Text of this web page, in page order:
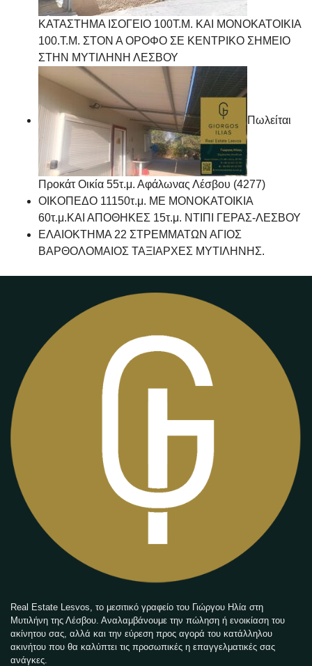
ΚΑΤΑΣΤΗΜΑ ΙΣΟΓΕΙΟ 100Τ.Μ. ΚΑΙ ΜΟΝΟΚΑΤΟΙΚΙΑ
100.Τ.Μ. ΣΤΟΝ Α ΟΡΟΦΟ ΣΕ ΚΕΝΤΡΙΚΟ ΣΗΜΕΙΟ
ΣΤΗΝ ΜΥΤΙΛΗΝΗ ΛΕΣΒΟΥ
Πωλείται
Προκάτ Οικία 55τ.μ. Αφάλωνας Λέσβου (4277)
ΟΙΚΟΠΕΔΟ 11150τ.μ. ΜΕ ΜΟΝΟΚΑΤΟΙΚΙΑ
60τ.μ.ΚΑΙ ΑΠΟΘΗΚΕΣ 15τ.μ. ΝΤΙΠΙ ΓΕΡΑΣ-ΛΕΣΒΟΥ
ΕΛΑΙΟΚΤΗΜΑ 22 ΣΤΡΕΜΜΑΤΩΝ ΑΓΙΟΣ
ΒΑΡΘΟΛΟΜΑΙΟΣ ΤΑΞΙΑΡΧΕΣ ΜΥΤΙΛΗΝΗΣ.
Real Estate Lesvos, το μεσιτικό γραφείο του Γιώργου Ηλία στη
Μυτιλήνη της Λέσβου. Αναλαμβάνουμε την πώληση ή ενοικίαση του
ακίνητου σας, αλλά και την εύρεση προς αγορά του κατάλληλου
ακινήτου που θα καλύπτει τις προσωπικές η επαγγελματικές σας
ανάγκες.